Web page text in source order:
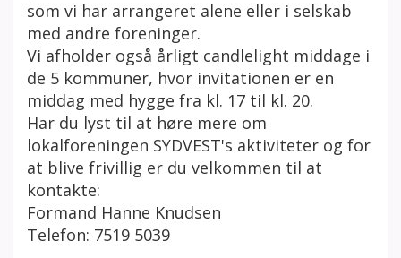
som vi har arrangeret alene eller i selskab
med andre foreninger.
Vi afholder også årligt candlelight middage i
de 5 kommuner, hvor invitationen er en
middag med hygge fra kl. 17 til kl. 20.
Har du lyst til at høre mere om
lokalforeningen SYDVEST's aktiviteter og for
at blive frivillig er du velkommen til at
kontakte:
Formand Hanne Knudsen
Telefon: 7519 5039